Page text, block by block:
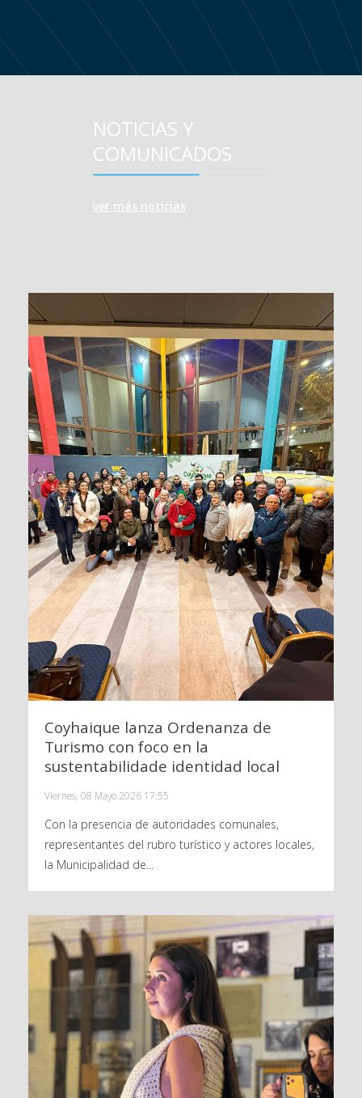
NOTICIAS Y
COMUNICADOS
ver más noticias
Coyhaique lanza Ordenanza de
Turismo con foco en la
sustentabilidade identidad local
Viernes, 08 Mayo 2026 17:55
Con la presencia de autoridades comunales,
representantes del rubro turístico y actores locales,
la Municipalidad de...